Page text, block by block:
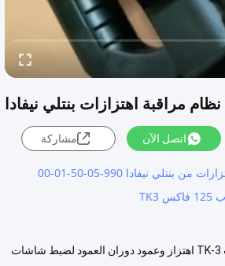
اتصل الآن مشاركة
TK3 مجموعة اختبار نظام القرب TK-3E 177313-01-01-00 الوصف تحاكي مجموعة اختبار نظام القرب TK-3 اهتزاز وعمود دوران العمود لضبط شاشات